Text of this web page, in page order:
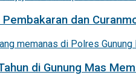
dan
di Gunung Mas